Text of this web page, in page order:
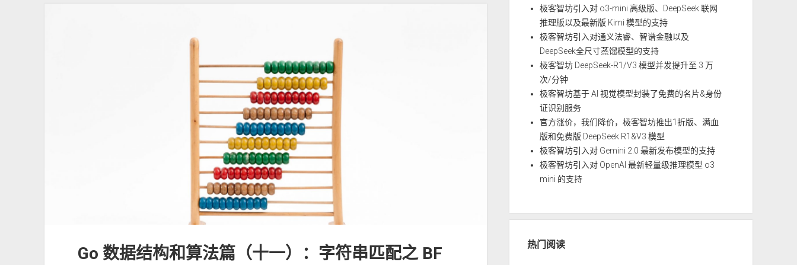
Go 数据结构和算法篇（十一）：字符串匹配之 BF
极客智坊引入对 o3-mini 高级版、DeepSeek 联网
推理版以及最新版 Kimi 模型的支持
极客智坊引入对通义法睿、智谱金融以及
DeepSeek全尺寸蒸馏模型的支持
极客智坊 DeepSeek-R1/V3 模型并发提升至 3 万
次/分钟
极客智坊基于 AI 视觉模型封装了免费的名片&身份
证识别服务
官方涨价，我们降价，极客智坊推出1折版、满血
版和免费版 DeepSeek R1&V3 模型
极客智坊引入对 Gemini 2.0 最新发布模型的支持
极客智坊引入对 OpenAI 最新轻量级推理模型 o3
mini 的支持
热门阅读